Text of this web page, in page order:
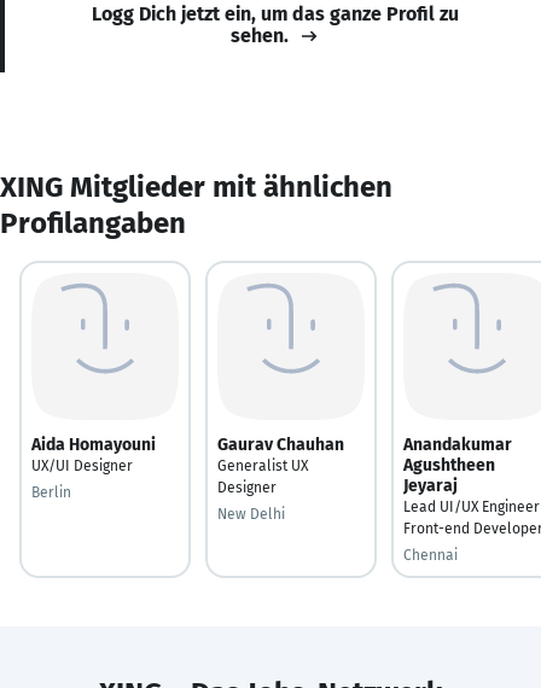
Logg Dich jetzt ein, um das ganze Profil zu
sehen.
XING Mitglieder mit ähnlichen
Profilangaben
Aida Homayouni
UX/UI Designer
Berlin
Gaurav Chauhan
Generalist UX
Designer
New Delhi
Anandakumar
Agushtheen
Jeyaraj
Lead UI/UX
Front-end
Chennai